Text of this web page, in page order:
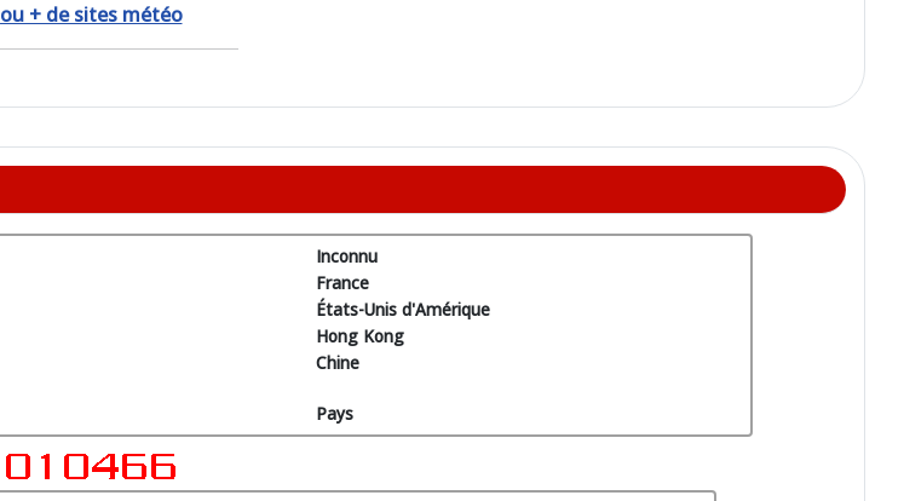
ou + de sites météo
Inconnu
France
États-Unis d'Amérique
Hong Kong
Chine
Pays